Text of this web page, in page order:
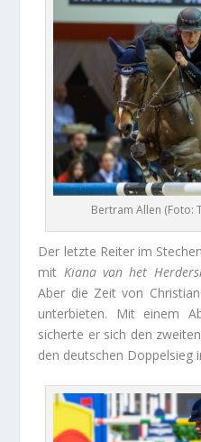
Bertram Allen (Foto:
Der letzte Reiter im
mit Kiana van het
Aber die Zeit von
unterbieten. Mit einem
sicherte er sich den
den deutschen Doppelsieg